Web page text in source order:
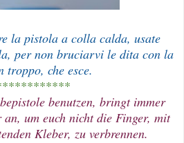
la pistola a colla calda, usate
per non bruciarvi le dita con la
troppo, che esce.
benutzen, bringt immer
um euch nicht die Finger, mit
Kleber, zu verbrennen.